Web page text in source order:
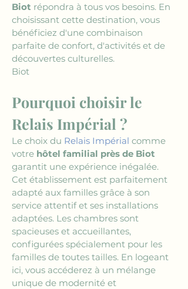
Biot répondra à tous vos besoins. En
choisissant cette destination, vous
bénéficiez d'une combinaison
parfaite de confort, d'activités et de
découvertes culturelles.
Biot
Pourquoi choisir le
Relais Impérial ?
Le choix du Relais Impérial comme
votre hôtel familial près de Biot
garantit une expérience inégalée.
Cet établissement est parfaitement
adapté aux familles grâce à son
service attentif et ses installations
adaptées. Les chambres sont
spacieuses et accueillantes,
configurées spécialement pour les
familles de toutes tailles. En logeant
ici, vous accéderez à un mélange
unique de modernité et